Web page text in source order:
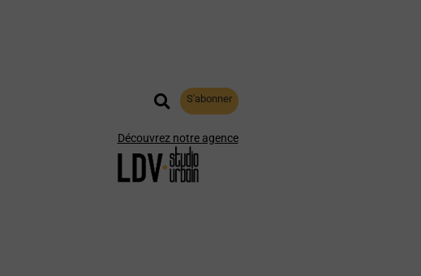
S'abonner
Découvrez notre agence